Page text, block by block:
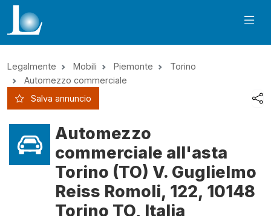
Legalmente Mobili Piemonte
Torino
Automezzo commerciale
Salva annuncio
Automezzo
commerciale all'asta
Torino (TO) V. Guglielmo
Reiss Romoli, 122, 10148
Torino TO, Italia